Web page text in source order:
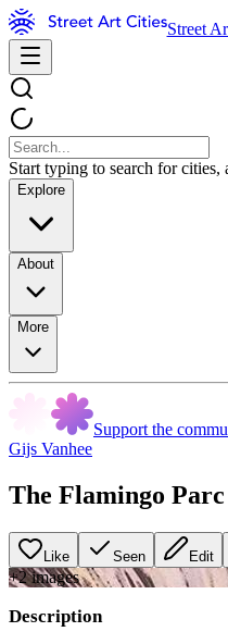
Street
Start typing to search for cities,
Explore
About
More
Support the
Gijs Vanhee
The Flamingo Parc
Like Seen Edit
+2images
Description